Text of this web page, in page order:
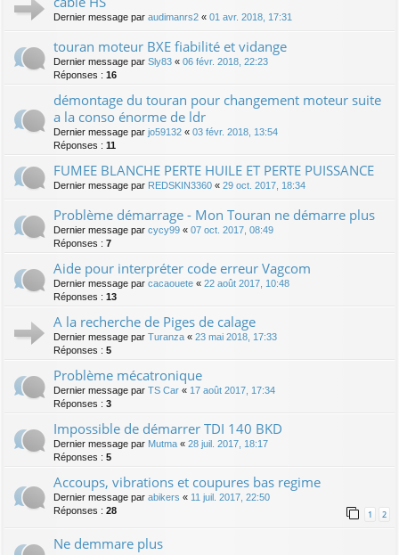
Dernier message par audimanrs2 « 01 avr. 2018, 17:31
touran moteur BXE fiabilité et vidange
Dernier message par Sly83 « 06 févr. 2018, 22:23
Réponses : 16
démontage du touran pour changement moteur suite
a la conso énorme de ldr
Dernier message par jo59132 « 03 févr. 2018, 13:54
Réponses : 11
FUMEE BLANCHE PERTE HUILE ET PERTE PUISSANCE
Dernier message par REDSKIN3360 « 29 oct. 2017, 18:34
Problème démarrage - Mon Touran ne démarre plus
Dernier message par cycy99 « 07 oct. 2017, 08:49
Réponses : 7
Aide pour interpréter code erreur Vagcom
Dernier message par cacaouete « 22 août 2017, 10:48
Réponses : 13
A la recherche de Piges de calage
Dernier message par Turanza « 23 mai 2018, 17:33
Réponses : 5
Problème mécatronique
Dernier message par TS Car « 17 août 2017, 17:34
Réponses : 3
Impossible de démarrer TDI 140 BKD
Dernier message par Mutma « 28 juil. 2017, 18:17
Réponses : 5
Accoups, vibrations et coupures bas regime
Dernier message par abikers « 11 juil. 2017, 22:50
Réponses : 28 1 2
Ne demmare plus